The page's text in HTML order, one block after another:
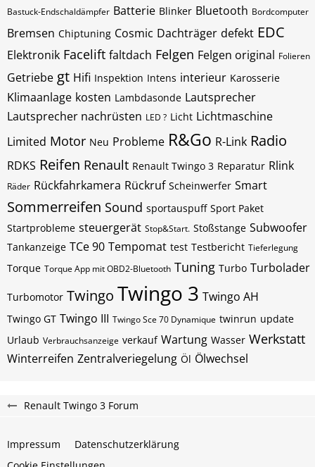
Bastuck-Endschaldämpfer Batterie Blinker Bluetooth Bordcomputer
Bremsen Chiptuning Cosmic Dachträger defekt EDC
Elektronik Facelift faltdach Felgen Felgen original Folieren
Getriebe gt Hifi Inspektion Intens interieur Karosserie
Klimaanlage kosten Lambdasonde Lautsprecher
Lautsprecher nachrüsten LED ? Licht Lichtmaschine
Limited Motor Neu Probleme R&Go R-Link Radio
RDKS Reifen Renault Renault Twingo 3 Reparatur Rlink
Räder Rückfahrkamera Rückruf Scheinwerfer Smart
Sommerreifen Sound sportauspuff Sport Paket
Startprobleme steuergerät Stop&Start. Stoßstange Subwoofer
Tankanzeige TCe 90 Tempomat test Testbericht Tieferlegung
Torque Torque App mit OBD2-Bluetooth Tuning Turbo Turbolader
Turbomotor Twingo Twingo 3 Twingo AH
Twingo GT Twingo III Twingo Sce 70 Dynamique twinrun update
Urlaub Verbrauchsanzeige verkauf Wartung Wasser Werkstatt
Winterreifen Zentralveriegelung Öl Ölwechsel
Renault Twingo 3 Forum
Impressum
Datenschutzerklärung